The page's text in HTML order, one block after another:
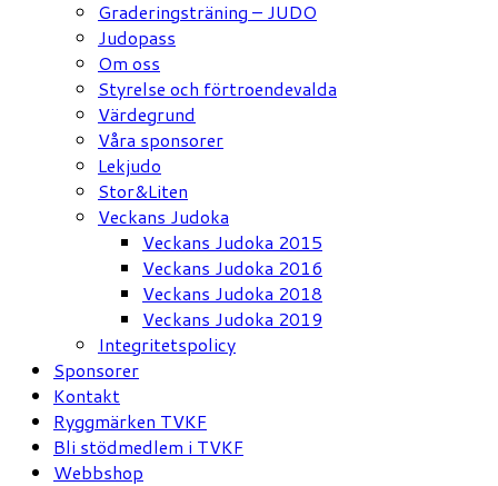
Graderingsträning – JUDO
Judopass
Om oss
Styrelse och förtroendevalda
Värdegrund
Våra sponsorer
Lekjudo
Stor&Liten
Veckans Judoka
Veckans Judoka 2015
Veckans Judoka 2016
Veckans Judoka 2018
Veckans Judoka 2019
Integritetspolicy
Sponsorer
Kontakt
Ryggmärken TVKF
Bli stödmedlem i TVKF
Webbshop